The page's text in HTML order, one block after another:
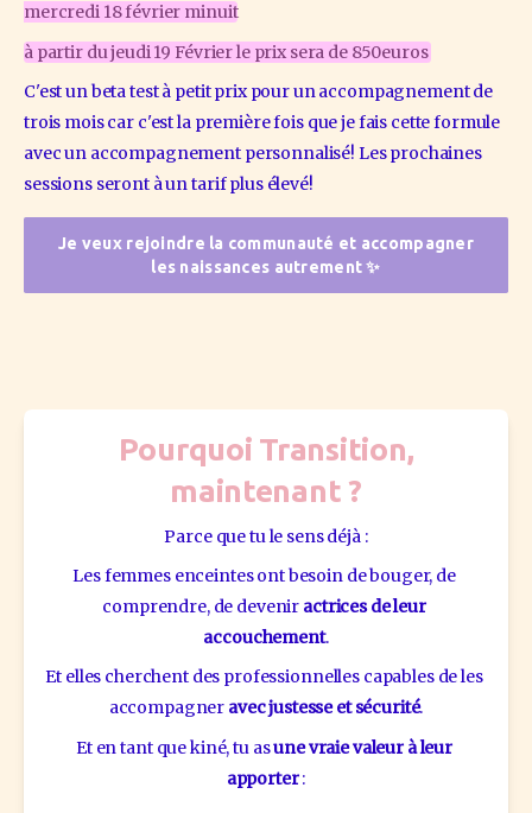
mercredi 18 février minuit
à partir du jeudi 19 Février le prix sera de 850euros
C'est un beta test à petit prix pour un accompagnement de
trois mois car c'est la première fois que je fais cette formule
avec un accompagnement personnalisé! Les prochaines
sessions seront à un tarif plus élevé!
Je veux rejoindre la communauté et accompagner
les naissances autrement ✨
Pourquoi Transition,
maintenant ?
Parce que tu le sens déjà :
Les femmes enceintes ont besoin de bouger, de
comprendre, de devenir actrices de leur
accouchement.
Et elles cherchent des professionnelles capables de les
accompagner avec justesse et sécurité.
Et en tant que kiné, tu as une vraie valeur à leur
apporter :